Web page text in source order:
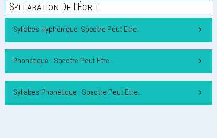
Syllabation De L'Écrit
Syllabes Hyphénique: Spectre Peut Etre…
Phonétique : Spectre Peut Etre…
Syllabes Phonétique : Spectre Peut Etre…